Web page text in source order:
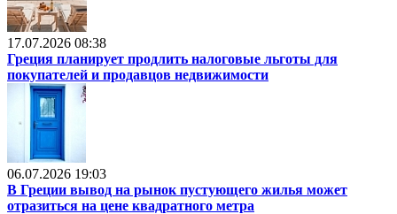
17.07.2026 08:38
Греция планирует продлить налоговые льготы для
покупателей и продавцов недвижимости
06.07.2026 19:03
В Греции вывод на рынок пустующего жилья может
отразиться на цене квадратного метра